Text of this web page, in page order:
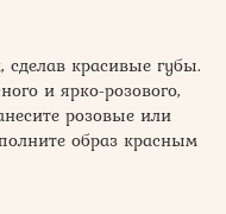
красивые губы.
и ярко-розового,
розовые или
образ красным